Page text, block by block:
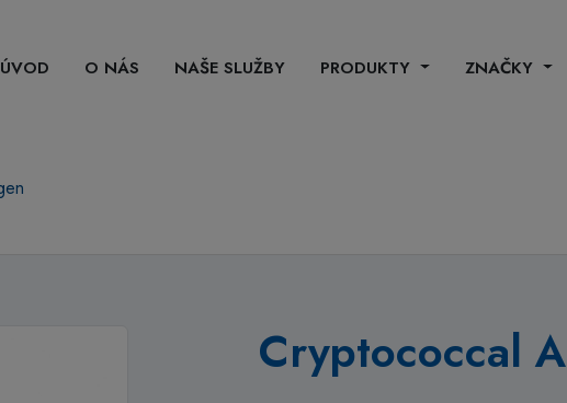
ÚVOD O NÁS NAŠE SLUŽBY PRODUKTY ZNAČKY
Cryptococcal